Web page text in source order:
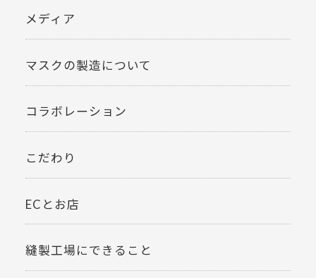
メディア
マスクの製造について
コラボレーション
こだわり
ECとお店
縫製工場にできること